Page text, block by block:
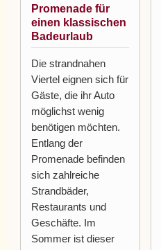
Promenade für
einen klassischen
Badeurlaub
Die strandnahen
Viertel eignen sich für
Gäste, die ihr Auto
möglichst wenig
benötigen möchten.
Entlang der
Promenade befinden
sich zahlreiche
Strandbäder,
Restaurants und
Geschäfte. Im
Sommer ist dieser